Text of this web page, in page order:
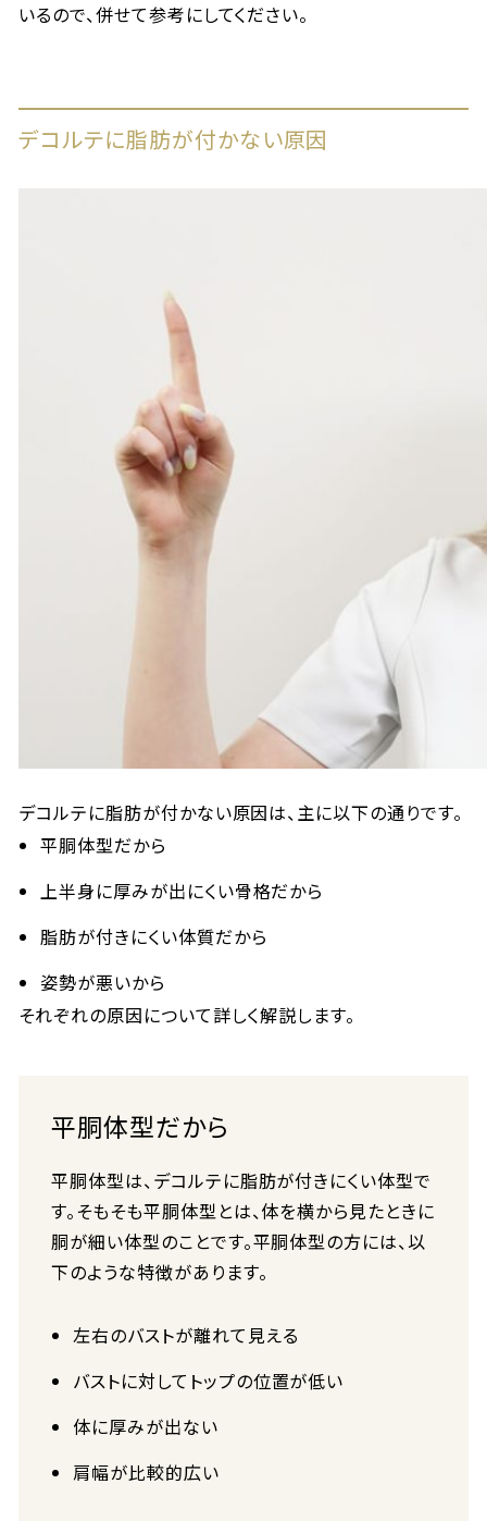
いるので、併せて参考にしてください。
デコルテに脂肪が付かない原因
デコルテに脂肪が付かない原因は、主に以下の通りです。
平胴体型だから
上半身に厚みが出にくい骨格だから
脂肪が付きにくい体質だから
姿勢が悪いから
それぞれの原因について詳しく解説します。
平胴体型だから
平胴体型は、デコルテに脂肪が付きにくい体型で
す。そもそも平胴体型とは、体を横から見たときに
胴が細い体型のことです。平胴体型の方には、以
下のような特徴があります。
左右のバストが離れて見える
バストに対してトップの位置が低い
体に厚みが出ない
肩幅が比較的広い